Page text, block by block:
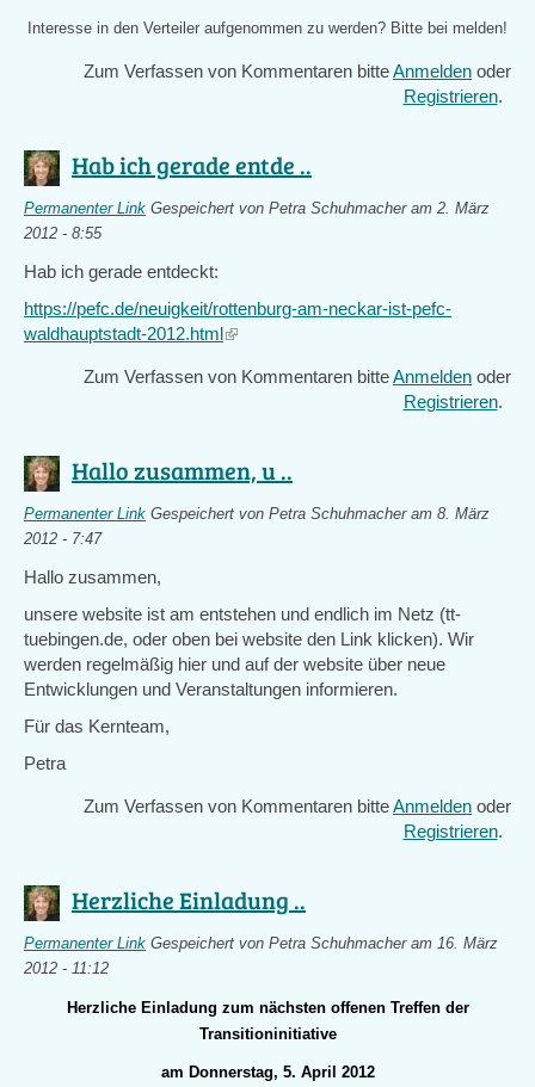
Interesse in den Verteiler aufgenommen zu werden? Bitte bei melden!
Zum Verfassen von Kommentaren bitteAnmelden oder
Registrieren.
Hab ich gerade entde ..
Permanenter Link Gespeichert von Petra Schuhmacheram 2. März
2012 - 8:55
Hab ich gerade entdeckt:
https://pefc.de/neuigkeit/rottenburg-am-neckar-ist-pefc-
waldhauptstadt-2012.html(link
external)
Zum Verfassen von Kommentaren bitteAnmelden oder
Registrieren.
Hallo zusammen, u ..
Permanenter Link Gespeichert von Petra Schuhmacheram 8. März
2012 - 7:47
Hallo zusammen,
unsere website ist am entstehen und endlich im Netz (tt-
tuebingen.de, oder oben bei website den Link klicken). Wir
werden regelmäßig hier und auf der website über neue
Entwicklungen und Veranstaltungen informieren.
Für das Kernteam,
Petra
Zum Verfassen von Kommentaren bitteAnmelden oder
Registrieren.
Herzliche Einladung ..
Permanenter Link Gespeichert von Petra Schuhmacheram 16. März
2012 - 11:12
Herzliche Einladung zum nächsten offenen Treffen der
Transitioninitiative
am Donnerstag, 5. April 2012